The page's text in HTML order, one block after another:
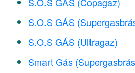
S.O.S GÁS
S.O.S GÁS (Ultragaz)
Smart Gás